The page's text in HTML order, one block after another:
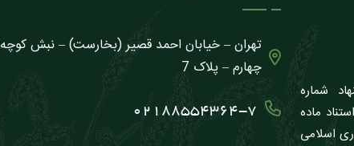
27 بنا به پيشنهاد شماره
و به استناد ماده
اسلامى
تهران – خیابان احمد قصیر (بخارست) – نبش کوچه
چهارم – پلاک 7
02188554364-7